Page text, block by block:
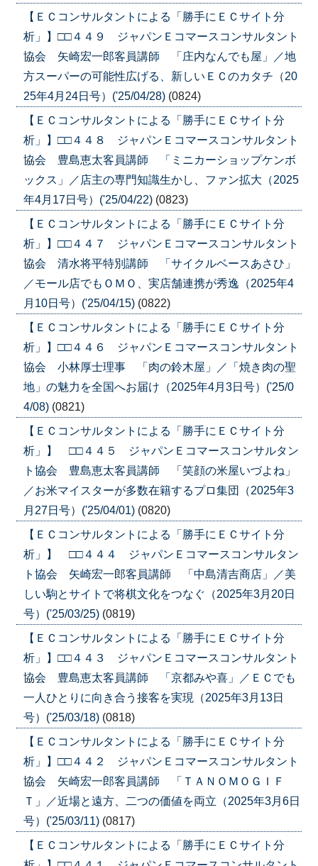
【ＥＣコンサルタントによる「勝手にＥＣサイト分
析」】□□４４９ ジャパンＥコマースコンサルタント
協会 矢崎宏一郎客員講師 「庄内なんでも屋」／地
方スーパーの可能性広げる、新しいＥＣのカタチ（20
25年4月24日号）('25/04/28) (0824)
【ＥＣコンサルタントによる「勝手にＥＣサイト分
析」】□□４４８ ジャパンＥコマースコンサルタント
協会 豊島恵太客員講師 「ミニカーショップケンボ
ックス」／店主の専門知識生かし、ファン拡大（2025
年4月17日号）('25/04/22) (0823)
【ＥＣコンサルタントによる「勝手にＥＣサイト分
析」】□□４４７ ジャパンＥコマースコンサルタント
協会 清水将平特別講師 「サイクルベースあさひ」
／モール店でもＯＭＯ、実店舗連携が秀逸（2025年4
月10日号）('25/04/15) (0822)
【ＥＣコンサルタントによる「勝手にＥＣサイト分
析」】□□４４６ ジャパンＥコマースコンサルタント
協会 小林厚士理事 「肉の鈴木屋」／「焼き肉の聖
地」の魅力を全国へお届け（2025年4月3日号）('25/0
4/08) (0821)
【ＥＣコンサルタントによる「勝手にＥＣサイト分
析」】 □□４４５ ジャパンＥコマースコンサルタン
ト協会 豊島恵太客員講師 「笑顔の米屋いづよね」
／お米マイスターが多数在籍するプロ集団（2025年3
月27日号）('25/04/01) (0820)
【ＥＣコンサルタントによる「勝手にＥＣサイト分
析」】 □□４４４ ジャパンＥコマースコンサルタン
ト協会 矢崎宏一郎客員講師 「中島清吉商店」／美
しい駒とサイトで将棋文化をつなぐ（2025年3月20日
号）('25/03/25) (0819)
【ＥＣコンサルタントによる「勝手にＥＣサイト分
析」】□□４４３ ジャパンＥコマースコンサルタント
協会 豊島恵太客員講師 「京都みや喜」／ＥＣでも
一人ひとりに向き合う接客を実現（2025年3月13日
号）('25/03/18) (0818)
【ＥＣコンサルタントによる「勝手にＥＣサイト分
析」】□□４４２ ジャパンＥコマースコンサルタント
協会 矢崎宏一郎客員講師 「ＴＡＮＯＭＯＧＩＦ
Ｔ」／近場と遠方、二つの価値を両立（2025年3月6日
号）('25/03/11) (0817)
【ＥＣコンサルタントによる「勝手にＥＣサイト分